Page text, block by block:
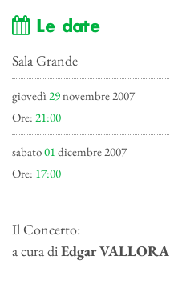
Le date
Sala Grande
giovedì 29novembre 2007
Ore: 21:00
sabato01 dicembre 2007
Ore: 17:00
Il Concerto:
a cura diEdgar VALLORA